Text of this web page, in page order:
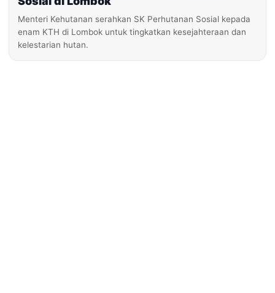
Menteri Kehutanan serahkan SK Perhutanan Sosial kepada
enam KTH di Lombok untuk tingkatkan kesejahteraan dan
kelestarian hutan.